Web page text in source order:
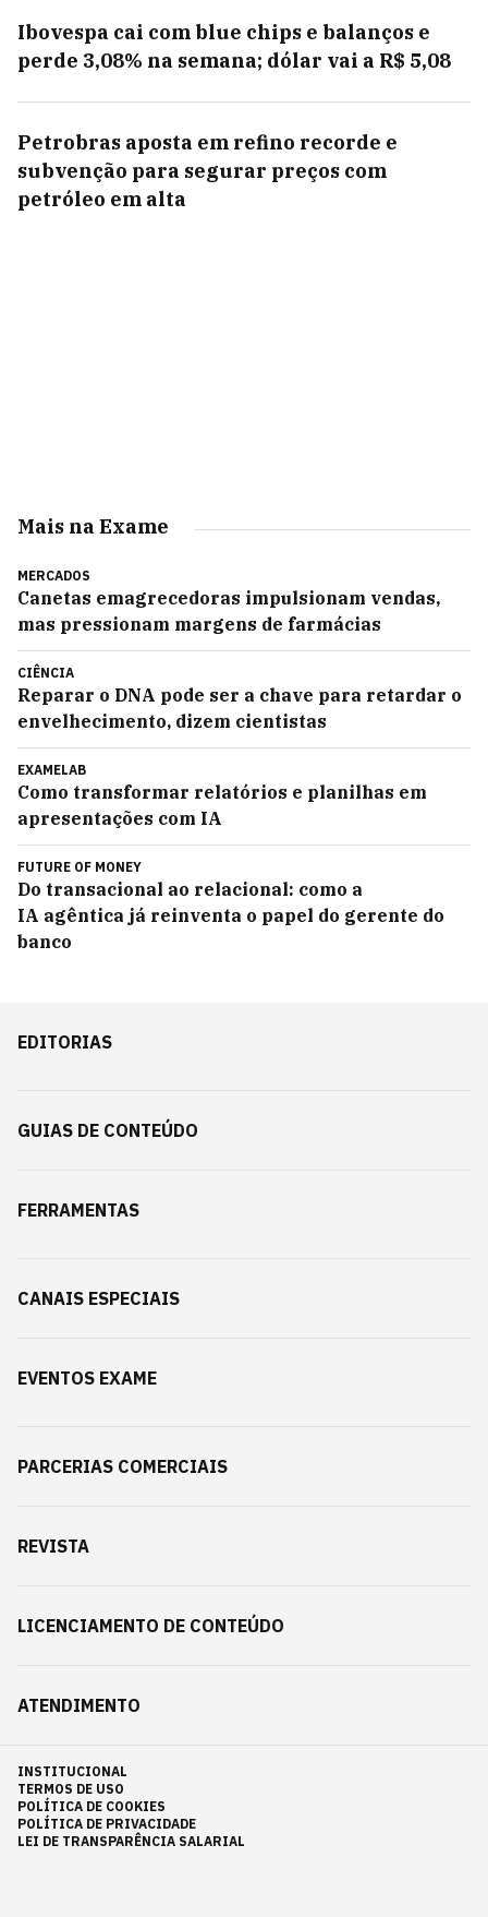
Ibovespa cai com blue chips e balanços e
perde 3,08% na semana; dólar vai a R$ 5,08
Petrobras aposta em refino recorde e
subvenção para segurar preços com
petróleo em alta
Mais na Exame
MERCADOS
Canetas emagrecedoras impulsionam vendas,
mas pressionam margens de farmácias
CIÊNCIA
Reparar o DNA pode ser a chave para retardar o
envelhecimento, dizem cientistas
EXAMELAB
Como transformar relatórios e planilhas em
apresentações com IA
FUTURE OF MONEY
Do transacional ao relacional: como a
IA agêntica já reinventa o papel do gerente do
banco
EDITORIAS
GUIAS DE CONTEÚDO
FERRAMENTAS
CANAIS ESPECIAIS
EVENTOS EXAME
PARCERIAS COMERCIAIS
REVISTA
LICENCIAMENTO DE CONTEÚDO
ATENDIMENTO
INSTITUCIONAL
TERMOS DE USO
POLÍTICA DE COOKIES
POLÍTICA DE PRIVACIDADE
LEI DE TRANSPARÊNCIA SALARIAL